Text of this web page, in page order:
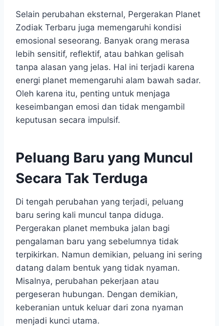
Selain perubahan eksternal, Pergerakan Planet
Zodiak Terbaru juga memengaruhi kondisi
emosional seseorang. Banyak orang merasa
lebih sensitif, reflektif, atau bahkan gelisah
tanpa alasan yang jelas. Hal ini terjadi karena
energi planet memengaruhi alam bawah sadar.
Oleh karena itu, penting untuk menjaga
keseimbangan emosi dan tidak mengambil
keputusan secara impulsif.
Peluang Baru yang Muncul
Secara Tak Terduga
Di tengah perubahan yang terjadi, peluang
baru sering kali muncul tanpa diduga.
Pergerakan planet membuka jalan bagi
pengalaman baru yang sebelumnya tidak
terpikirkan. Namun demikian, peluang ini sering
datang dalam bentuk yang tidak nyaman.
Misalnya, perubahan pekerjaan atau
pergeseran hubungan. Dengan demikian,
keberanian untuk keluar dari zona nyaman
menjadi kunci utama.